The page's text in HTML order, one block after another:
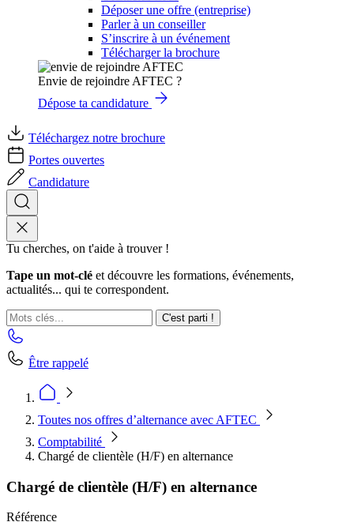
Déposer une offre (entreprise)
Parler à un conseiller
S’inscrire à un événement
Télécharger la brochure
Envie de rejoindre AFTEC ?
Dépose ta candidature
Téléchargez notre brochure
Portes ouvertes
Candidature
Tu cherches, on t'aide à trouver !
Tape un mot-clé et découvre les formations, événements,
actualités... qui te correspondent.
C'est parti !
Être rappelé
Toutes nos offres d’alternance avec AFTEC
Comptabilité
Chargé de clientèle (H/F) en alternance
Chargé de clientèle (H/F) en alternance
Référence